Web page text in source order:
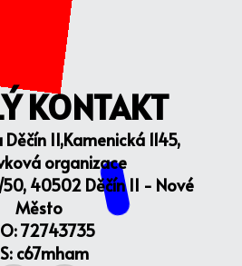
KONTAKT
II,Kamenická 1145,
organizace
50, 40502 Děčín II - Nové
Město
72743735
c67mham